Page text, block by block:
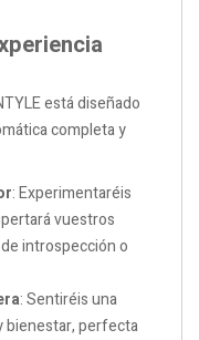
está diseñado
completa y
: Experimentaréis
vuestros
introspección o
: Sentiréis una
bienestar, perfecta